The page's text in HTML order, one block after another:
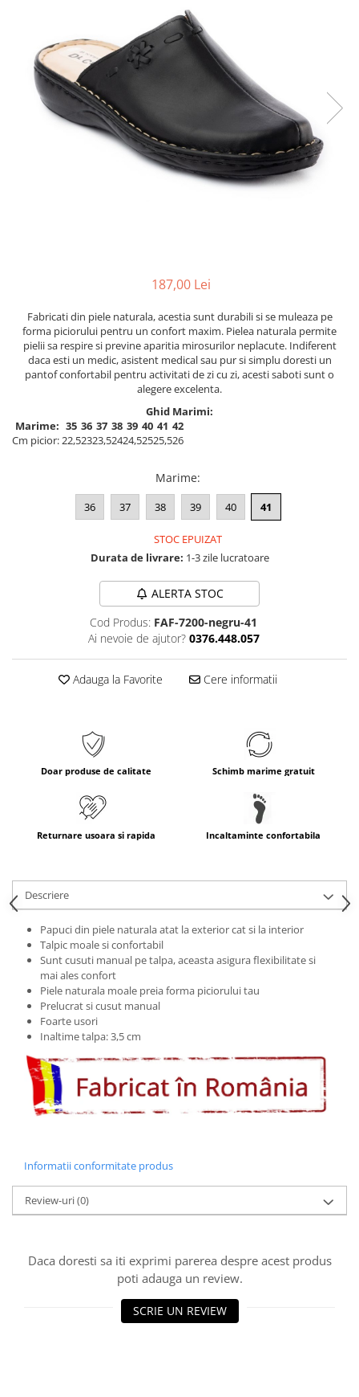
Vesna
Dr. Feet
187,00 Lei
Fabricati din piele naturala, acestia sunt durabili si se muleaza pe
forma piciorului pentru un confort maxim. Pielea naturala permite
pielii sa respire si previne aparitia mirosurilor neplacute. Indiferent
daca esti un medic, asistent medical sau pur si simplu doresti un
pantof confortabil pentru activitati de zi cu zi, acesti saboti sunt o
alegere excelenta.
Ghid Marimi:
Marime: 35 36 37 38 39 40 41 42
Cm picior:22,52323,52424,52525,526
Marime:
36 37 38 39 40 41
STOC EPUIZAT
Durata de livrare: 1-3 zile lucratoare
ALERTA STOC
Cod Produs: FAF-7200-negru-41
Ai nevoie de ajutor? 0376.448.057
Adauga la Favorite Cere informatii
Doar produse de calitate Schimb marime gratuit
Returnare usoara si rapida Incaltaminte confortabila
Descriere
Papuci din piele naturala atat la exterior cat si la interior
Talpic moale si confortabil
Sunt cusuti manual pe talpa, aceasta asigura flexibilitate si
mai ales confort
Piele naturala moale preia forma piciorului tau
Prelucrat si cusut manual
Foarte usori
Inaltime talpa: 3,5 cm
Informatii conformitate produs
Review-uri(0)
Daca doresti sa iti exprimi parerea despre acest produs
poti adauga un review.
SCRIE UN REVIEW